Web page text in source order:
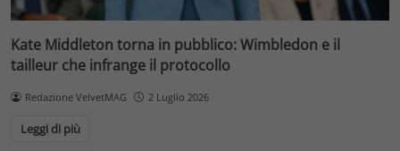
Kate Middleton torna in pubblico: Wimbledon e il
tailleur che infrange il protocollo
Redazione VelvetMAG 2 Luglio 2026
Leggi di più